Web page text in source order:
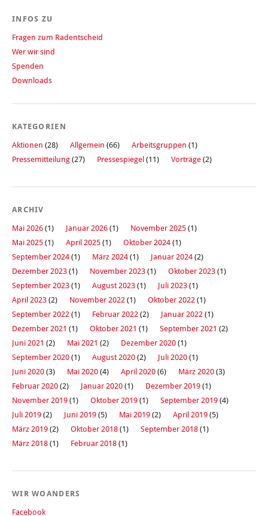
INFOS ZU
Fragen zum Radentscheid
Wer wir sind
Spenden
Downloads
KATEGORIEN
Aktionen (28) Allgemein (66) Arbeitsgruppen (1)
Pressemitteilung (27) Pressespiegel (11) Vorträge (2)
ARCHIV
Mai 2026 (1) Januar 2026 (1) November 2025 (1)
Mai 2025 (1) April 2025 (1) Oktober 2024 (1)
September 2024 (1) März 2024 (1) Januar 2024 (2)
Dezember 2023 (1) November 2023 (1) Oktober 2023 (1)
September 2023 (1) August 2023 (1) Juli 2023 (1)
April 2023 (2) November 2022 (1) Oktober 2022 (1)
September 2022 (1) Februar 2022 (2) Januar 2022 (1)
Dezember 2021 (1) Oktober 2021 (1) September 2021 (2)
Juni 2021 (2) Mai 2021 (2) Dezember 2020 (1)
September 2020 (1) August 2020 (2) Juli 2020 (1)
Juni 2020 (3) Mai 2020 (4) April 2020 (6) März 2020 (3)
Februar 2020 (2) Januar 2020 (1) Dezember 2019 (1)
November 2019 (1) Oktober 2019 (1) September 2019 (4)
Juli 2019 (2) Juni 2019 (5) Mai 2019 (2) April 2019 (5)
März 2019 (2) Oktober 2018 (1) September 2018 (1)
März 2018 (1) Februar 2018 (1)
WIR WOANDERS
Facebook